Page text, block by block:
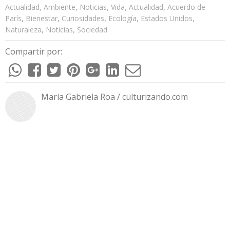
Actualidad, Ambiente, Noticias, Vida, Actualidad, Acuerdo de
París, Bienestar, Curiosidades, Ecología, Estados Unidos,
Naturaleza, Noticias, Sociedad
Compartir por:
María Gabriela Roa / culturizando.com